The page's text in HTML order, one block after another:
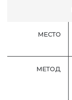
МЕСТО
МЕТОД